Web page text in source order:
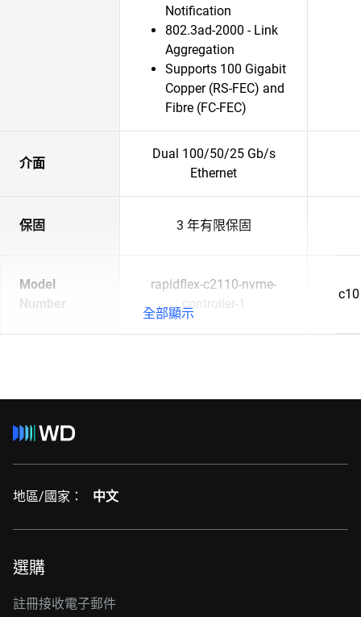
Notification
802.3ad-2000 - Link
Aggregation
Supports 100 Gigabit
Copper (RS-FEC) and
Fibre (FC-FEC)
介面
Dual 100/50/25 Gb/s
Ethernet
保固 3 年有限保固
Model
Number
rapidflex-c2110-nvme-
controller-1
全部顯示
地區/國家： 中文
選購
註冊接收電子郵件